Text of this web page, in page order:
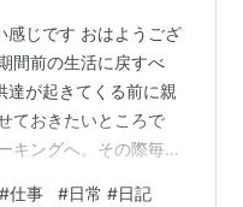
感じです おはようござ
間前の生活に戻すべ
達が起きてくる前に親
ておきたいところで
キングへ。その際毎
#仕事 #日常 #日記